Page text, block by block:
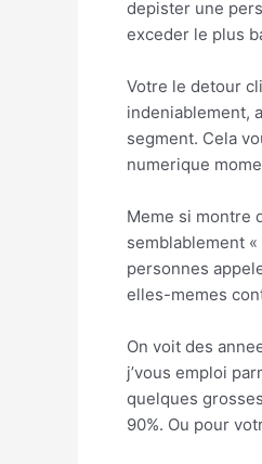
depister une
exceder le plus
Votre le detour
indeniablement,
segment. Cela
numerique
Meme si montre
semblablement
personnes
elles-memes
On voit des
j’vous emploi
quelques
90%. Ou pour